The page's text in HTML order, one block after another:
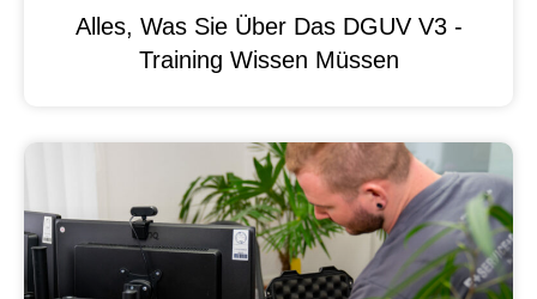
Alles, Was Sie Über Das DGUV V3 -
Training Wissen Müssen